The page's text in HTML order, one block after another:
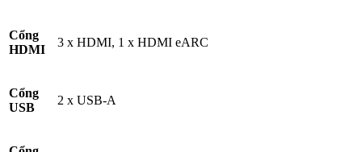
Cổng
HDMI
3 x HDMI, 1 x HDMI eARC
Cổng
USB
2 x USB-A